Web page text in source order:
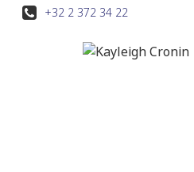
+32 2 372 34 22